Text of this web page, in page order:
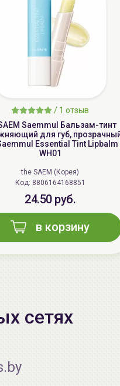
/ 1 отзыв
Saemmul Бальзам-тинт
для губ,
Saemmul Essential Tint Lipbalm
WH01
the SAEM (Корея)
Код: 8806164168851
24.50 руб.
в корзину
сетях